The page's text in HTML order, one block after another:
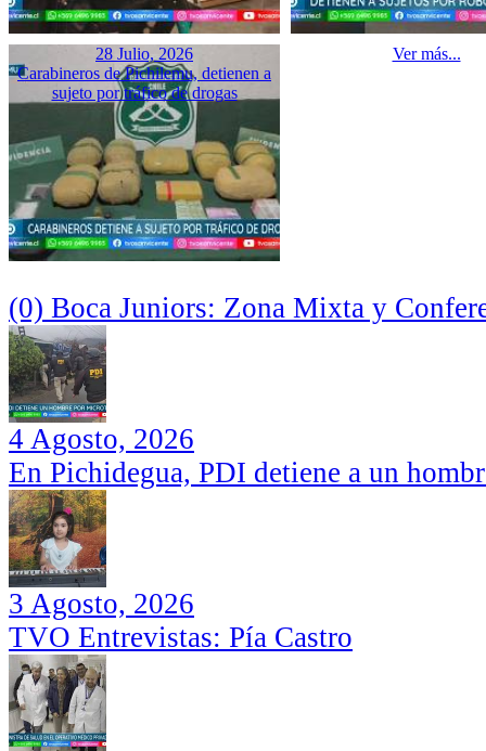
28 Julio, 2026
Carabineros de Pichilemu, detienen a
sujeto por tráfico de drogas
Ver más...
(0) Boca Juniors: Zona Mixta y
4 Agosto, 2026
En Pichidegua, PDI detiene a un
3 Agosto, 2026
TVO Entrevistas: Pía Castro